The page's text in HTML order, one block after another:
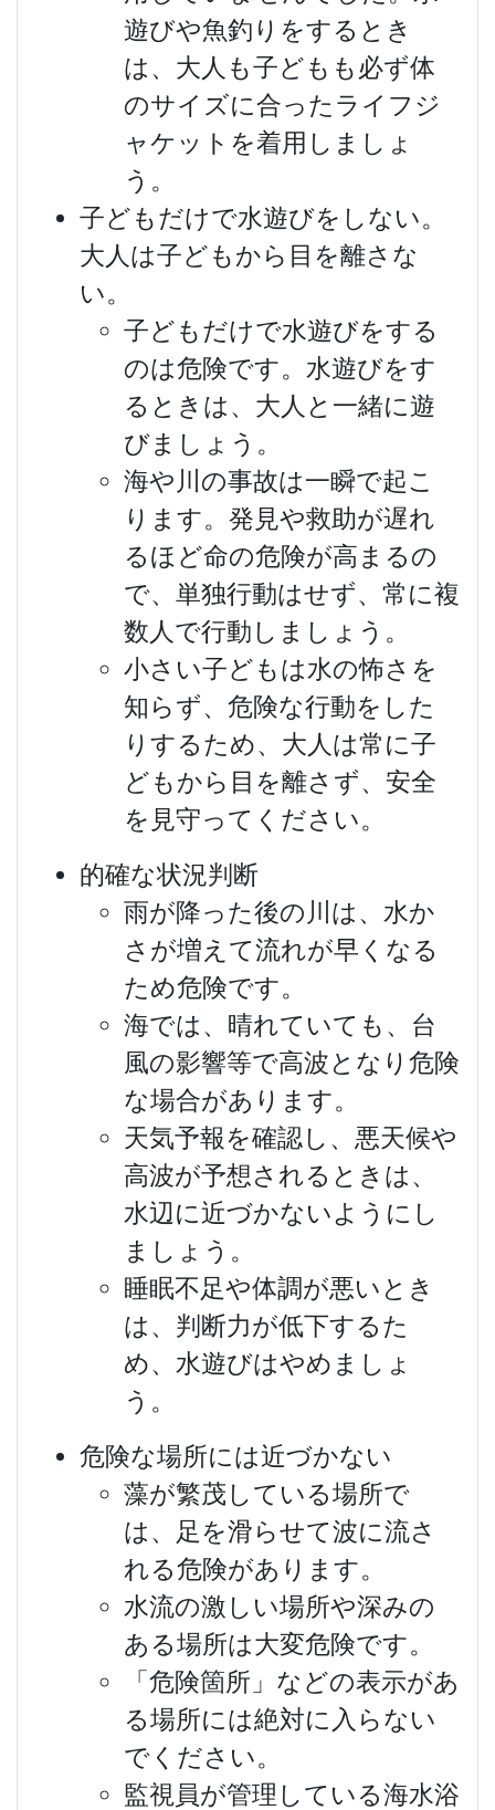
遊びや魚釣りをするとき
は、大人も子どもも必ず体
のサイズに合ったライフジ
ャケットを着用しましょ
う。
子どもだけで水遊びをしない。
大人は子どもから目を離さな
い。
子どもだけで水遊びをする
のは危険です。水遊びをす
るときは、大人と一緒に遊
びましょう。
海や川の事故は一瞬で起こ
ります。発見や救助が遅れ
るほど命の危険が高まるの
で、単独行動はせず、常に複
数人で行動しましょう。
小さい子どもは水の怖さを
知らず、危険な行動をした
りするため、大人は常に子
どもから目を離さず、安全
を見守ってください。
的確な状況判断
雨が降った後の川は、水か
さが増えて流れが早くなる
ため危険です。
海では、晴れていても、台
風の影響等で高波となり危険
な場合があります。
天気予報を確認し、悪天候や
高波が予想されるときは、
水辺に近づかないようにし
ましょう。
睡眠不足や体調が悪いとき
は、判断力が低下するた
め、水遊びはやめましょ
う。
危険な場所には近づかない
藻が繁茂している場所で
は、足を滑らせて波に流さ
れる危険があります。
水流の激しい場所や深みの
ある場所は大変危険です。
「危険箇所」などの表示があ
る場所には絶対に入らない
でください。
監視員が管理している海水浴